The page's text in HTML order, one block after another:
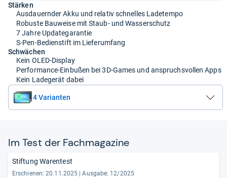
Stärken
Ausdauernder Akku und relativ schnelles Ladetempo
Robuste Bauweise mit Staub- und Wasserschutz
7 Jahre Updategarantie
S-Pen-Bedienstift im Lieferumfang
Schwächen
Kein OLED-Display
Performance-Einbußen bei 3D-Games und anspruchsvollen Apps
Kein Ladegerät dabei
4 Varianten
Im Test der Fach­ma­ga­zine
Stiftung Warentest
Erschienen: 20.11.2025 | Ausgabe: 12/2025